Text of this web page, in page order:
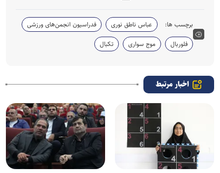
برچسب ها: عباس ناطق نوری
فدراسیون انجمن‌های ورزشی
فلوربال
موج سواری تکبال
اخبار مرتبط